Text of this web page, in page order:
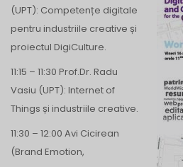
(UPT): Competențe digitale
pentru industriile creative și
proiectul DigiCulture.
11:15 – 11:30 Prof.Dr. Radu
Vasiu (UPT): Internet of
Things și industriile creative.
11:30 – 12:00 Avi Cicirean
(Brand Emotion,